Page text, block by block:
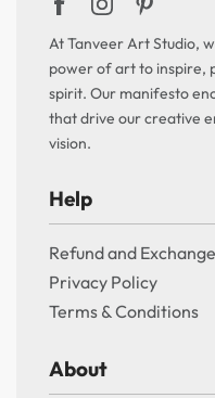
At Tanveer Art Studio,
power of art to inspire,
spirit. Our manifesto
that drive our creative
vision.
Help
Refund and
Privacy Policy
Terms & Conditions
About